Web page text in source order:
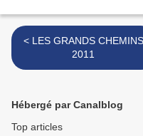
< LES GRANDS CHEMINS
2011
Hébergé par Canalblog
Top articles